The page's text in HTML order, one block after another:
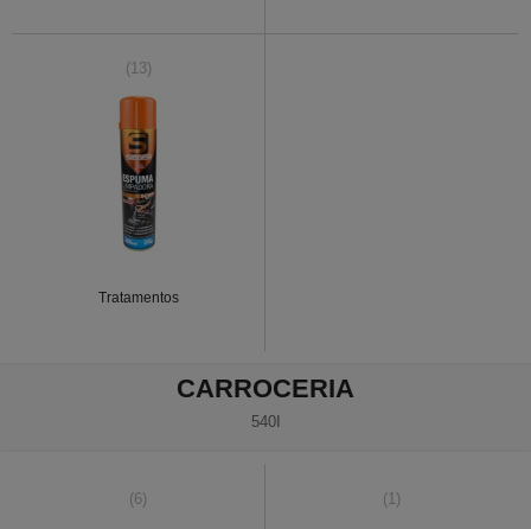
(13)
Tratamentos
CARROCERIA
540I
(6) (1)